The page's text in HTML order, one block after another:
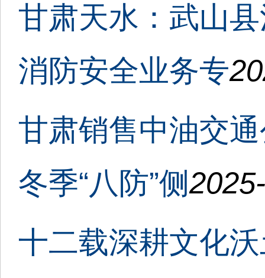
甘肃天水：武山
消防安全业务专
甘肃销售中油交
冬季“八防”侧
十二载深耕文化